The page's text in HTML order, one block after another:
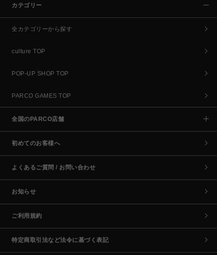
カテゴリー
全カテゴリーから探す
culture TOP
POP-UP SHOP TOP
PARCO GAMES TOP
全国のPARCO店舗
初めてのお客様へ
よくあるご質問 / お問い合わせ
お知らせ
ご利用規約
特定商取引法など法令に基づく表記